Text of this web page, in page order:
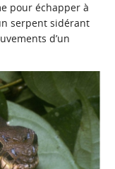
pour échapper à
serpent sidérant
d’un